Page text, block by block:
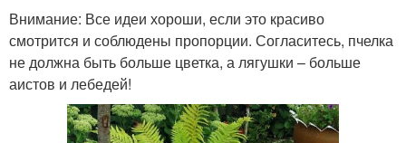
Внимание: Все идеи хороши, если это красиво
смотрится и соблюдены пропорции. Согласитесь, пчелка
не должна быть больше цветка, а лягушки – больше
аистов и лебедей!